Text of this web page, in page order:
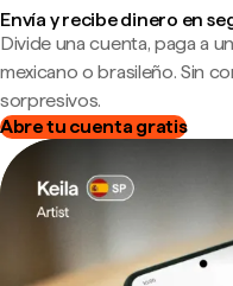
Envía y recibe dinero en
Divide una cuenta, paga a
mexicano o brasileño. Sin
sorpresivos.
Abre tu cuenta gratis